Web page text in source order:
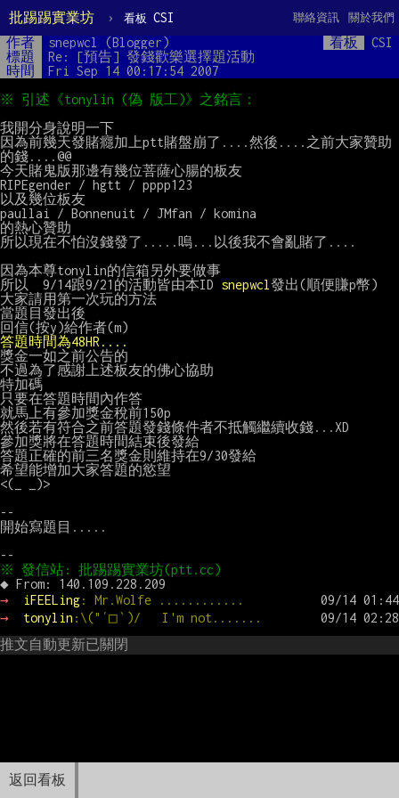
批踢踢實業坊 › 看板 CSI 關於我們
聯絡資訊
返回看板
作者 snepwcl (Blogger) 看板
CSI
標題
Re: [預告] 發錢歡樂選擇題活動
時間
Fri Sep 14 00:17:54 2007
我開分身說明一下
因為前幾天發賭癮加上ptt賭盤崩了....然後....之前大家贊助
的錢....@@
今天賭鬼版那邊有幾位菩薩心腸的板友
RIPEgender / hgtt / pppp123
以及幾位板友
paullai / Bonnenuit / JMfan / komina
的熱心贊助
所以現在不怕沒錢發了.....嗚...以後我不會亂賭了....
因為本尊tonylin的信箱另外要做事
所以  9/14跟9/21的活動皆由本ID snepwcl 發出(順便賺p幣)
大家請用第一次玩的方法
當題目發出後
答題時間為48HR....
獎金一如之前公告的
不過為了感謝上述板友的佛心協助
特加碼
只要在答題時間內作答
就馬上有參加獎金稅前150p
然後若有符合之前答題發錢條件者不抵觸繼續收錢...XD
參加獎將在答題時間結束後發給
答題正確的前三名獎金則維持在9/30發給
希望能增加大家答題的慾望
<(_ _)>
--
開始寫題目.....
→
iFEELing: Mr.Wolfe ............
→
tonylin :\("′□‵)/   I'm not.......
推文自動更新已關閉